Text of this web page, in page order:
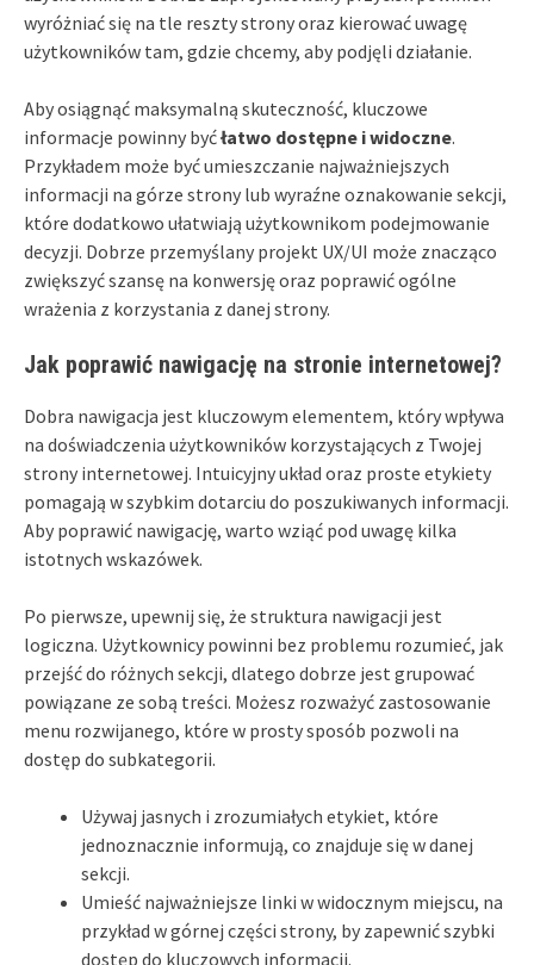
wyróżniać się na tle reszty strony oraz kierować uwagę
użytkowników tam, gdzie chcemy, aby podjęli działanie.
Aby osiągnąć maksymalną skuteczność, kluczowe
informacje powinny byćłatwo dostępne i widoczne.
Przykładem może być umieszczanie najważniejszych
informacji na górze strony lub wyraźne oznakowanie sekcji,
które dodatkowo ułatwiają użytkownikom podejmowanie
decyzji. Dobrze przemyślany projekt UX/UI może znacząco
zwiększyć szansę na konwersję oraz poprawić ogólne
wrażenia z korzystania z danej strony.
Jak poprawić nawigację na stronie internetowej?
Dobra nawigacja jest kluczowym elementem, który wpływa
na doświadczenia użytkowników korzystających z Twojej
strony internetowej. Intuicyjny układ oraz proste etykiety
pomagają w szybkim dotarciu do poszukiwanych informacji.
Aby poprawić nawigację, warto wziąć pod uwagę kilka
istotnych wskazówek.
Po pierwsze, upewnij się, że struktura nawigacji jest
logiczna. Użytkownicy powinni bez problemu rozumieć, jak
przejść do różnych sekcji, dlatego dobrze jest grupować
powiązane ze sobą treści. Możesz rozważyć zastosowanie
menu rozwijanego, które w prosty sposób pozwoli na
dostęp do subkategorii.
Używaj jasnych i zrozumiałych etykiet, które
jednoznacznie informują, co znajduje się w danej
sekcji.
Umieść najważniejsze linki w widocznym miejscu, na
przykład w górnej części strony, by zapewnić szybki
dostęp do kluczowych informacji.